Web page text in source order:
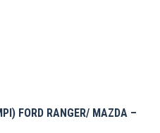
FORD RANGER/ MAZDA –